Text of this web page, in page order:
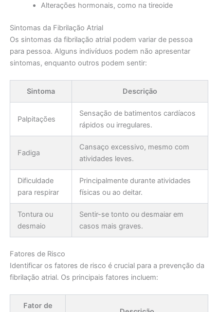
Alterações hormonais, como na tireoide
Sintomas da Fibrilação Atrial
Os sintomas da fibrilação atrial podem variar de pessoa
para pessoa. Alguns indivíduos podem não apresentar
sintomas, enquanto outros podem sentir:
Sintoma Descrição
Palpitações
Sensação de batimentos cardíacos
rápidos ou irregulares.
Fadiga
Cansaço excessivo, mesmo com
atividades leves.
Dificuldade
para respirar
Principalmente durante atividades
físicas ou ao deitar.
Tontura ou
desmaio
Sentir-se tonto ou desmaiar em
casos mais graves.
Fatores de Risco
Identificar os fatores de risco é crucial para a prevenção da
fibrilação atrial. Os principais fatores incluem:
Fator de